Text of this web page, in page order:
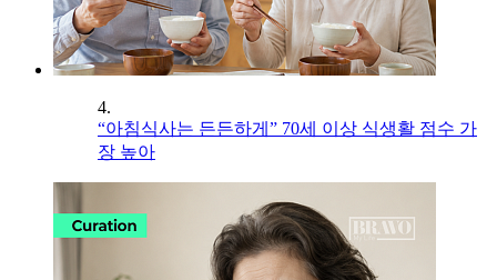
4.
“아침식사는 든든하게” 70세 이상 식생활 점수 가
장 높아